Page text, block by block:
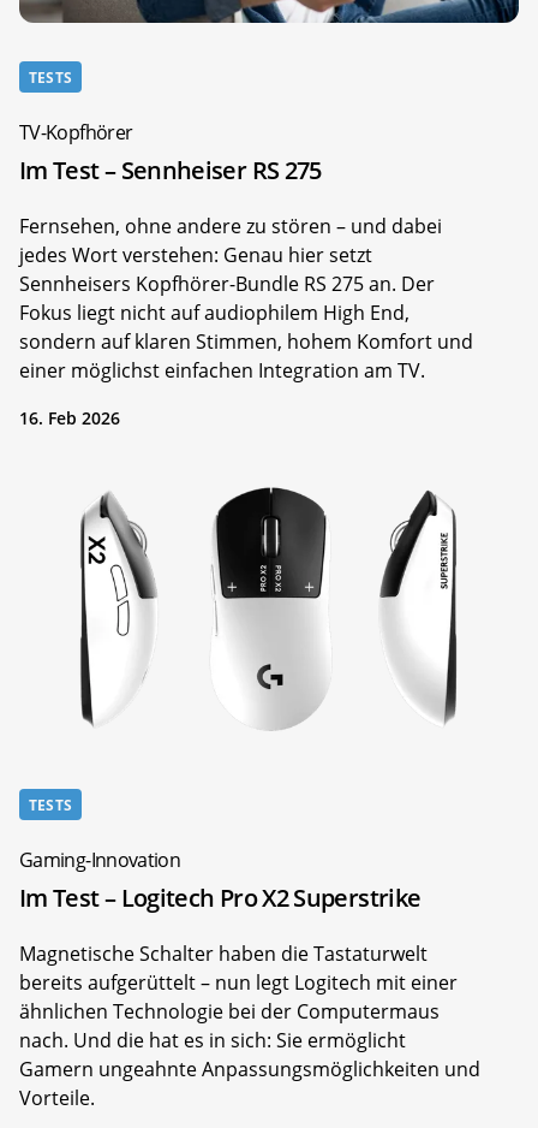
TESTS
TV-Kopfhörer
Im Test – Sennheiser RS 275
Fernsehen, ohne andere zu stören – und dabei
jedes Wort verstehen: Genau hier setzt
Sennheisers Kopfhörer-Bundle RS 275 an. Der
Fokus liegt nicht auf audiophilem High End,
sondern auf klaren Stimmen, hohem Komfort und
einer möglichst einfachen Integration am TV.
16. Feb 2026
TESTS
Gaming-Innovation
Im Test – Logitech Pro X2 Superstrike
Magnetische Schalter haben die Tastaturwelt
bereits aufgerüttelt – nun legt Logitech mit einer
ähnlichen Technologie bei der Computermaus
nach. Und die hat es in sich: Sie ermöglicht
Gamern ungeahnte Anpassungsmöglichkeiten und
Vorteile.